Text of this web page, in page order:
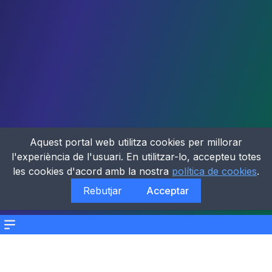
Menu
Aquest portal web utilitza cookies per millorar
l'experiència de l'usuari. En utilitzar-lo, accepteu totes
les cookies d'acord amb la nostra política de cookies.
Rebutjar
Acceptar